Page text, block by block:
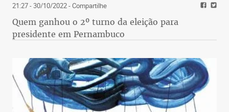
21:27 - 30/10/2022- Compartilhe
Quem ganhou o 2º turno da eleição para
presidente em Pernambuco